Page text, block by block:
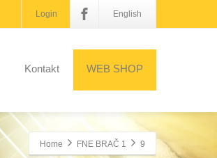
Login English
Kontakt WEB SHOP
Home FNE BRAČ 1 9